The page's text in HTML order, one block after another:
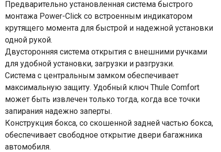
Предварительно установленная система быстрого
монтажа Power-Click со встроенным индикатором
крутящего момента для быстрой и надежной установки
одной рукой.
Двусторонняя система открытия с внешними ручками
для удобной установки, загрузки и разгрузки.
Система с центральным замком обеспечивает
максимальную защиту. Удобный ключ Thule Comfort
может быть извлечен только тогда, когда все точки
запирания надежно заперты.
Конструкция бокса, со скошенной задней частью бокса,
обеспечивает свободное открытие двери багажника
автомобиля.